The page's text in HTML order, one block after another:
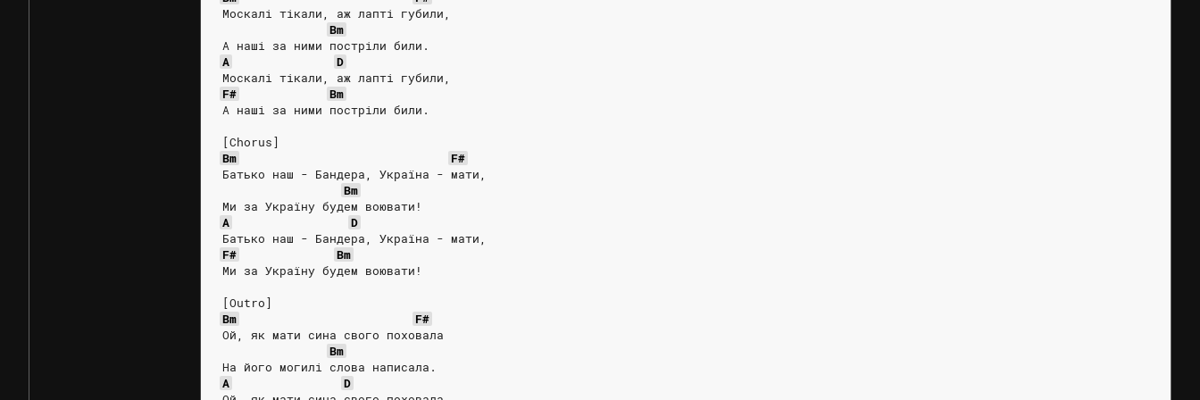
Москалі тікали, аж лапті губили,
Bm
А наші за ними постріли били.
A
D
Москалі тікали, аж лапті губили,
F#
Bm
А наші за ними постріли били.
[Chorus]
Bm
F#
Батько наш - Бандера, Україна - мати,
Bm
Ми за Україну будем воювати!
A
D
Батько наш - Бандера, Україна - мати,
F#
Bm
Ми за Україну будем воювати!
[Outro]
Bm
F#
Ой, як мати сина свого поховала
Bm
На його могилі слова написала.
A
D